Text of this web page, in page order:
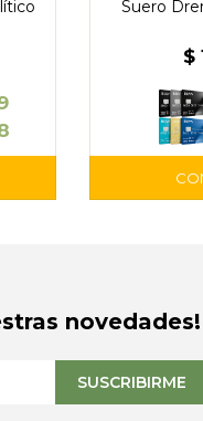
Suero
$
novedades!
SUSCRIBIRME